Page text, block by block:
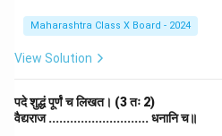
Maharashtra Class X Board - 2024
View Solution
पदे शुद्धं पूर्णं च लिखत। (3 तः 2)
वैद्यराज ............................ धनानि च॥